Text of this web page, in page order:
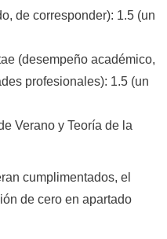
de corresponder): 1.5 (un
(desempeño académico,
profesionales): 1.5 (un
Verano y Teoría de la
cumplimentados, el
de cero en apartado